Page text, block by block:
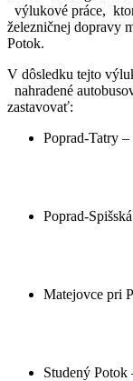
výlukové práce,
železničnej dopravy
Potok.
V dôsledku tejto
nahradené
zastavovať:
Poprad-Tatry
Poprad-
Matejovce pri
Studený Potok